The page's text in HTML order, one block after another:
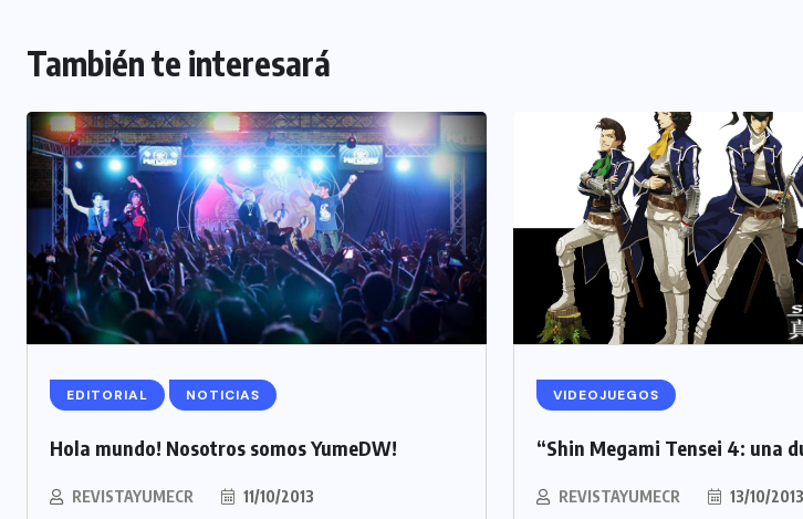
También te interesará
EDITORIAL NOTICIAS
Hola mundo! Nosotros somos YumeDW!
REVISTAYUMECR 11/10/2013
VIDEOJUEGOS
“Shin Megami Tensei 4: una
REVISTAYUMECR 13/10/2013